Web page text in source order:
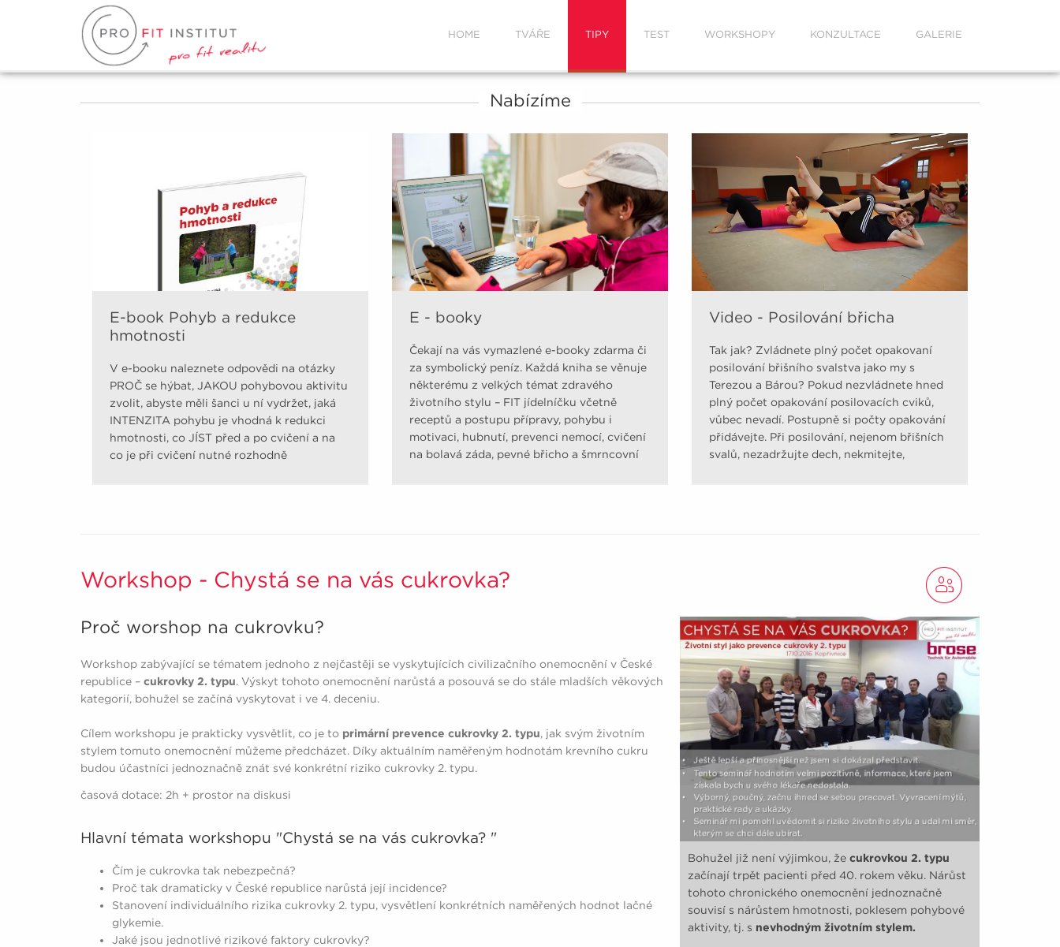
HOME TVÁŘE TIPY TEST WORKSHOPY KONZULTACE GALERIE
Nabízíme
E-book Pohyb a redukce
hmotnosti
V e-booku naleznete odpovědi na otázky
PROČ se hýbat, JAKOU pohybovou aktivitu
zvolit, abyste měli šanci u ní vydržet, jaká
INTENZITA pohybu je vhodná k redukci
hmotnosti, co JÍST před a po cvičení a na
co je při cvičení nutné rozhodně
E - booky
Čekají na vás vymazlené e-booky zdarma či
za symbolický peníz. Každá kniha se věnuje
některému z velkých témat zdravého
životního stylu – FIT jídelníčku včetně
receptů a postupu přípravy, pohybu i
motivaci, hubnutí, prevenci nemocí, cvičení
na bolavá záda, pevné břicho a šmrncovní
Video - Posilování břicha
Tak jak? Zvládnete plný počet opakovaní
posilování břišního svalstva jako my s
Terezou a Bárou? Pokud nezvládnete hned
plný počet opakování posilovacích cviků,
vůbec nevadí. Postupně si počty opakování
přidávejte. Při posilování, nejenom břišních
svalů, nezadržujte dech, nekmitejte,
Workshop - Chystá se na vás cukrovka?
Proč worshop na cukrovku?
Workshop zabývající se tématem jednoho z nejčastěji se vyskytujících civilizačního onemocnění v České
republice – cukrovky 2. typu. Výskyt tohoto onemocnění narůstá a posouvá se do stále mladších věkových
kategorií, bohužel se začíná vyskytovat i ve 4. deceniu.
Cílem workshopu je prakticky vysvětlit, co je to primární prevence cukrovky 2. typu, jak svým životním
stylem tomuto onemocnění můžeme předcházet. Díky aktuálním naměřeným hodnotám krevního cukru
budou účastníci jednoznačně znát své konkrétní riziko cukrovky 2. typu.
časová dotace: 2h + prostor na diskusi
Hlavní témata workshopu "Chystá se na vás cukrovka? "
Čím je cukrovka tak nebezpečná?
Proč tak dramaticky v České republice narůstá její incidence?
Stanovení individuálního rizika cukrovky 2. typu, vysvětlení konkrétních naměřených hodnot lačné
glykemie.
Jaké jsou jednotlivé rizikové faktory cukrovky?
Bohužel již není výjimkou, že cukrovkou 2. typu
začínají trpět pacienti před 40. rokem věku. Nárůst
tohoto chronického onemocnění jednoznačně
souvisí s nárůstem hmotnosti, poklesem pohybové
aktivity, tj. s nevhodným životním stylem.